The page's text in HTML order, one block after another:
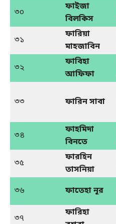
৩০
ফাইজা
বিলকিস
৩১
ফারিয়া
মাহজাবিন
৩২
ফাবিহা
আফিফা
৩৩ ফারিন সাবা
৩৪
ফাহমিদা
বিনতে
৩৫
ফারহিন
তাসনিয়া
৩৬
ফাতেহা নূর
৩৭
ফারিহা